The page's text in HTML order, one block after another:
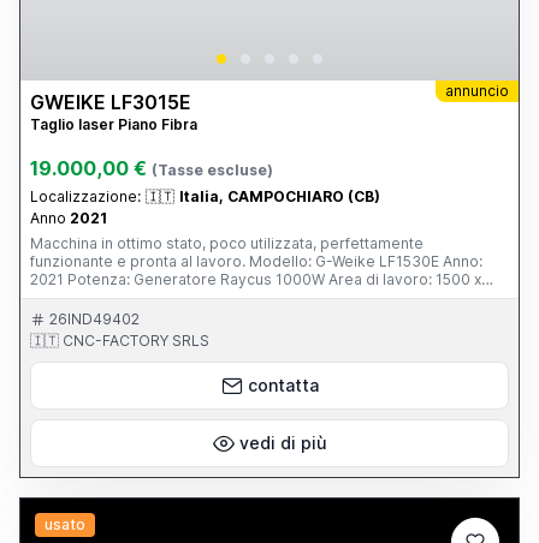
annuncio
GWEIKE LF3015E
Taglio laser Piano Fibra
19.000,00 € (Tasse escluse)
Localizzazione: 🇮🇹 Italia, CAMPOCHIARO (CB)
Anno 2021
Macchina in ottimo stato, poco utilizzata, perfettamente
funzionante e pronta al lavoro. Modello: G-Weike LF1530E Anno:
2021 Potenza: Generatore Raycus 1000W Area di lavoro: 1500 x
3000 mm (o 1530 x 3050 mm) Caratteristiche principali: Taglio di
alta precisione su acciaio al carbonio, inox, alluminio e altri metalli
Eccellente qualità di taglio su spessori fino a 8 mm su ferro e 4 mm
su inox (a seconda del materiale) Motori servo, guide di alta qualità
e struttura robusta tipica G-Weike Sistema di controllo user-
friendly Consumi energetici contenuti rispetto a macchine più
potenti Ideale per carpenteria leggera/media, produzione di
particolari, cancelli, arredo metallico, componenti industriali Motivo
della vendita: upgrade a potenza superiore. La macchina è stata
sempre manutenuta con ricambi originali ed è visibile in funzione.
Prezzo: trattabile - contattami per maggiori informazioni e
foto/video Possibilità di visione e prova su appuntamento.
26IND49402
🇮🇹 CNC-FACTORY SRLS
contatta
vedi di più
usato